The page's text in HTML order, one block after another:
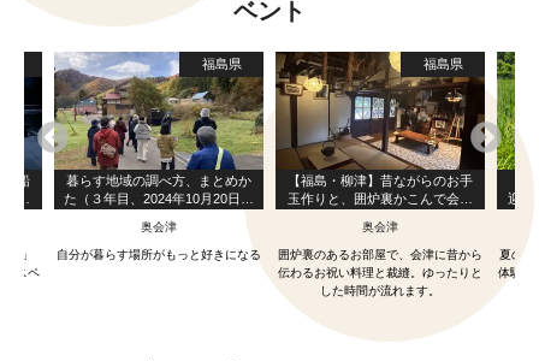
ベント
形船
膳」
うスペ
福島県
暮らす地域の調べ方、まとめか
た（３年目、2024年10月20日開
奥会津
自分が暮らす場所がもっと好きになる
福島県
【福島・柳津】昔ながらのお手
玉作りと、囲炉裏かこんで会津
奥会津
囲炉裏のあるお部屋で、会津に昔から
伝わるお祝い料理と裁縫。ゆったりと
した時間が流れます。
迎！
夏の風
体験が